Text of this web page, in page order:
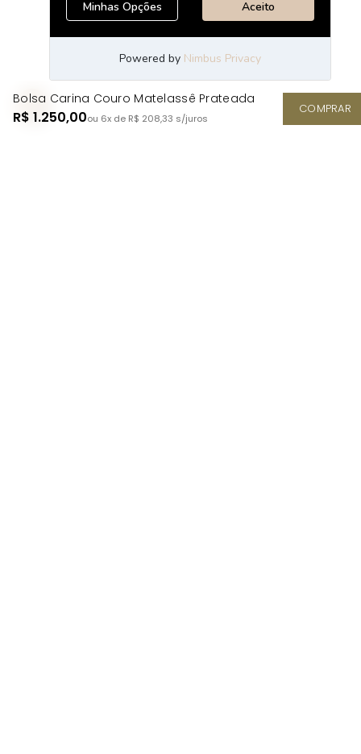
Bolsa Carina Couro Matelassê Prateada
R$ 1.250,00ou 6x de R$ 208,33 s/juros
COMPRAR